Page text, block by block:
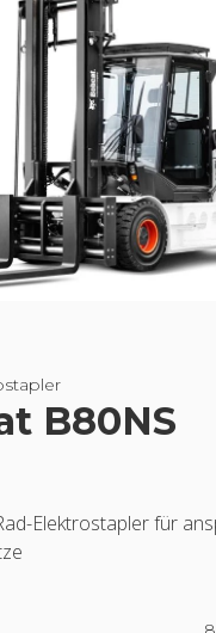
B80NS
Elek­tro­stap­ler für